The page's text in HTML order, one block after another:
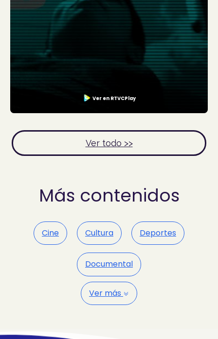
Ver en RTVCPlay
Ver todo >>
Más contenidos
Cine Cultura Deportes
Documental
Ver más